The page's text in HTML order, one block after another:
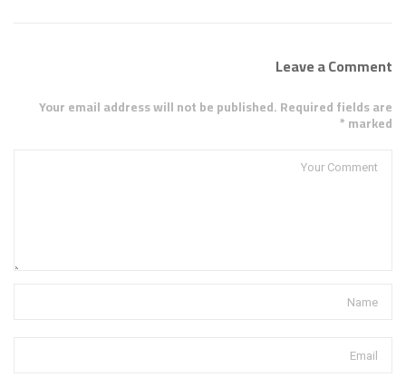
Leave a Comment
Your email address will not be published. Required fields are
marked *